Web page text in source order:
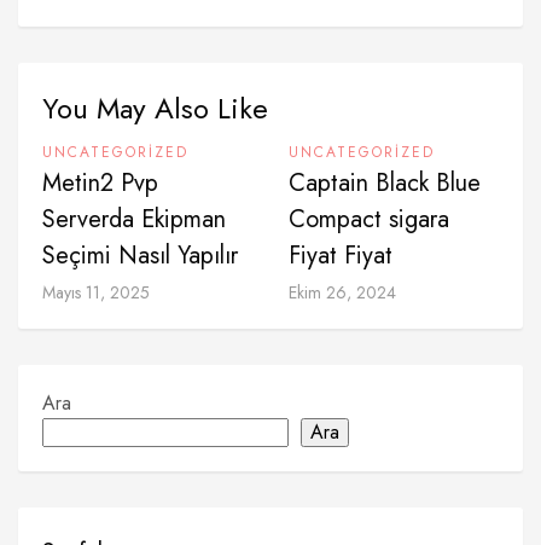
You May Also Like
UNCATEGORIZED
Metin2 Pvp
Serverda Ekipman
Seçimi Nasıl Yapılır
Mayıs 11, 2025
UNCATEGORIZED
Captain Black Blue
Compact sigara
Fiyat Fiyat
Ekim 26, 2024
Ara
Ara